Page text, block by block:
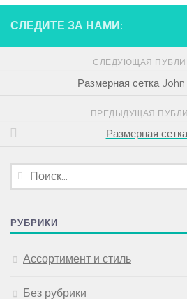
СЛЕДИТЕ ЗА НАМИ:
СЛЕДУЮЩАЯ
Размерная сетка
ПРЕДЫДУЩАЯ
Размерная
Найти:
РУБРИКИ
Ассортимент и стиль
Без рубрики